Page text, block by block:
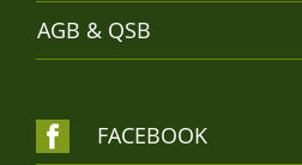
AGB & QSB
FACEBOOK